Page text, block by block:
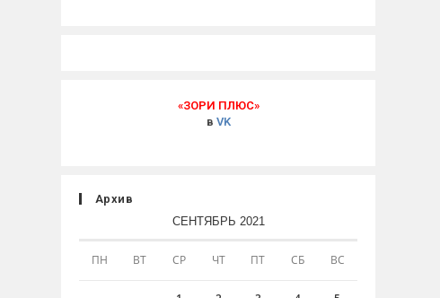
«ЗОРИ ПЛЮС»
в VK
Архив
СЕНТЯБРЬ 2021
ПН ВТ СР ЧТ ПТ СБ ВС